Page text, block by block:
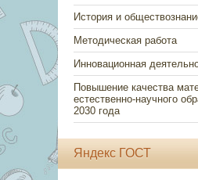
История и
Методическая работа
Инновационная
Повышение качества
естественно-научного
2030 года
Яндекс ГОСТ